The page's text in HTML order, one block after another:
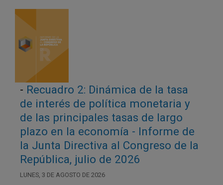
- Recuadro 2: Dinámica de la tasa
de interés de política monetaria y
de las principales tasas de largo
plazo en la economía - Informe de
la Junta Directiva al Congreso de la
República, julio de 2026
LUNES, 3 DE AGOSTO DE 2026